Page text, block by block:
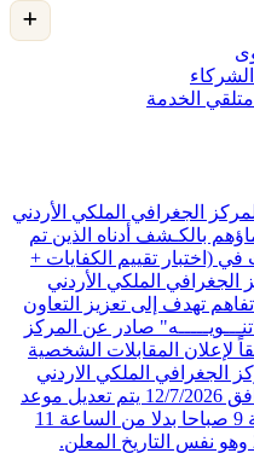
الخدمة
الجغرافي الملكي الأردني
بالكـشف أدناه الذين تم
(اختبار تقييم الكفايات +
الجغرافي الملكي الأردني
تهدف إلى تعزيز التعاون
صادر عن المركز
لإعلان المقابلات الشخصية
الجغرافي الملكي الاردني
على صفحته الرسمية يوم الأحد الموافق 12/7/2026 يتم تعديل موعد
بدء المقابلات الشخصية لتبدء الساعة 9 صباحا بدلا من الساعة 11